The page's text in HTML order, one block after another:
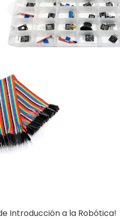
Introducción a la Robótica!